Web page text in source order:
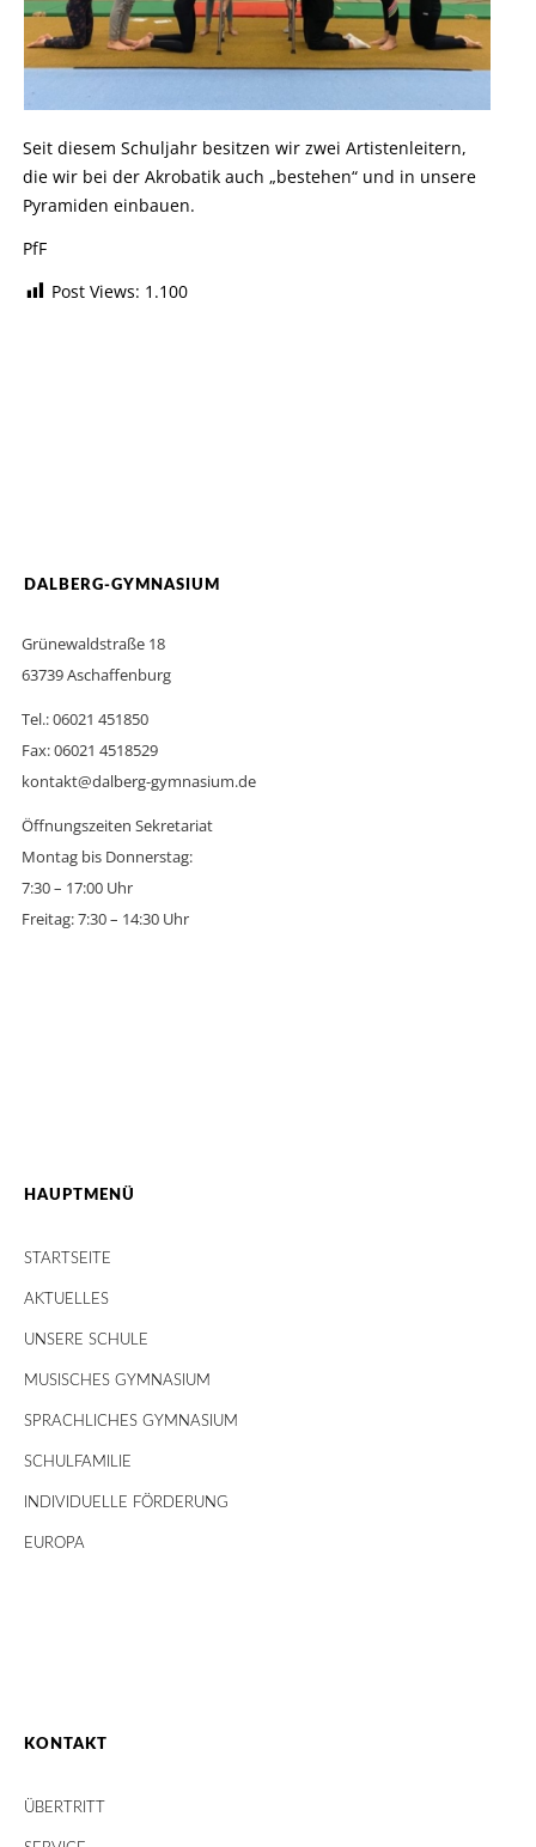
Seit diesem Schuljahr besitzen wir zwei Artistenleitern,
die wir bei der Akrobatik auch „bestehen“ und in unsere
Pyramiden einbauen.
PfF
Post Views: 1.100
DALBERG-GYMNASIUM
Grünewaldstraße 18
63739 Aschaffenburg
Tel.: 06021 451850
Fax: 06021 4518529
kontakt@dalberg-gymnasium.de
Öffnungszeiten Sekretariat
Montag bis Donnerstag:
7:30 – 17:00 Uhr
Freitag: 7:30 – 14:30 Uhr
HAUPTMENÜ
STARTSEITE
AKTUELLES
UNSERE SCHULE
MUSISCHES GYMNASIUM
SPRACHLICHES GYMNASIUM
SCHULFAMILIE
INDIVIDUELLE FÖRDERUNG
EUROPA
KONTAKT
ÜBERTRITT